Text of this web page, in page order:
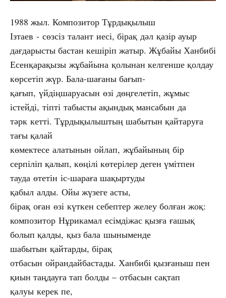
1988 жыл. Композитор Тұрдықылыш
Ізтаев - сөзсіз талант иесі, бірақ дәл қазір ауыр
дағдарысты бастан кешіріп жатыр. Жұбайы Ханбибі
Есенқарақызы жұбайына қолынан келгенше қолдау
көрсетіп жүр. Бала-шағаны бағып-
қағып, үйдіңшаруасын өзі дөңгелетіп, жұмыс
істейді, тіпті табысты ақындық мансабын да
тәрк кетті. Тұрдықылыштың шабытын қайтаруға
тағы қалай
көмектесе алатынын ойлап, жұбайының бір
серпіліп қалып, көңілі көтерілер деген үмітпен
тауда өтетін іс-шараға шақыртуды
қабыл алды. Ойы жүзеге асты,
бірақ оған өзі күткен себептер желеу болған жоқ:
композитор Нұрикамал есімдіжас қызға ғашық
болып қалды, қыз бала шыныменде
шабытын қайтарды, бірақ
отбасын ойрандайбастады. Ханбибі қызғаныш пен
қиын таңдауға тап болды – отбасын сақтап
қалуы керек пе,